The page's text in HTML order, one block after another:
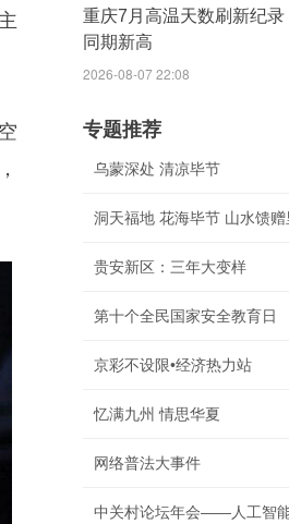
重庆7月高温天数刷新纪
同期新高
2026-08-07 22:08
专题推荐
乌蒙深处 清凉毕节
洞天福地 花海毕节 山水馈赠
贵安新区：三年大变样
第十个全民国家安全教育日
京彩不设限•经济热力站
忆满九州 情思华夏
网络普法大事件
中关村论坛年会——人工智